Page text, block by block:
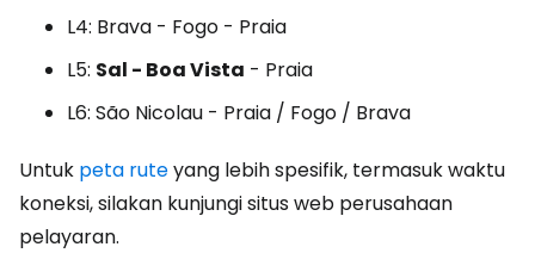
L4: Brava - Fogo - Praia
L5: Sal - Boa Vista - Praia
L6: São Nicolau - Praia / Fogo / Brava
Untuk peta ruteyang lebih spesifik, termasuk waktu
koneksi, silakan kunjungi situs web perusahaan
pelayaran.